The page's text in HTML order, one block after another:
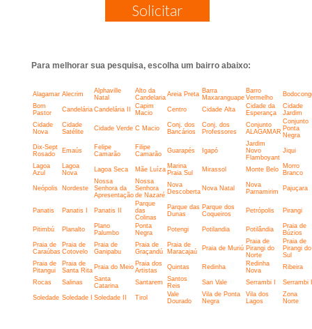
Solicitar
Para melhorar sua pesquisa, escolha um bairro abaixo:
Alagamar Alecrim
Alphaville
Natal
Alto da
Candelaria Areia Preta Barra
Maxaranguape
Barro
Vermelho
Bom
Pastor
Candelária Candelária II
Capim
Macio
Centro Cidade Alta
Cidade da
Esperança
Cidade
Jardim
Cidade
Nova
Cidade
Satélite
Cidade Verde C Macio
Conj. dos
Bancários
Conj. dos
Professores
Conjunto
ALAGAMAR
Conjunto
Ponta
Negra
Dix-Sept
Rosado
Emaús
Felipe
Camarão
Filipe
Camarão
Guarapés Igapó
Jardim
Novo
Flamboyant
Jiqui
Lagoa
Azul
Lagoa
Nova
Lagoa Seca Mãe Luíza Marina
Praia Sul
Mirassol Monte Belo
Morro
Branco
Neópolis Nordeste
Nossa
Senhora da
Apresentação
Nossa
Senhora
de Nazaré
Nova
Descoberta Nova Natal
Nova
Parnamirim
Pajuçara
Panatis Panatis I Panatis II
Parque
das
Colinas
Parque das
Dunas
Parque dos
Coqueiros
Petrópolis Pirangi
Pitimbú Planalto
Plano
Palumbo
Ponta
Negra
Potengi Potilandia Potilândia
Praia de
Búzios
Praia de
Caraúbas
Praia de
Cotovelo
Praia de
Ganipabu
Praia de
Graçandú
Praia de
Maracajaú
Praia de Muriú
Praia de
Pirangi do
Norte
Praia de
Pirangi do
Sul
Praia de
Pitangui
Praia de
Santa Rita Praia do Meio Praia dos
Artistas
Quintas Redinha
Redinha
Nova
Ribeira
Rocas Salinas
Santa
Catarina
Santarem
Santos
Reis
San Vale Serrambi I Serrambi
Soledade Soledade I Soledade II Tirol
Vale
Dourado
Vila de Ponta
Negra
Vila dos
Lagos
Zona
Norte